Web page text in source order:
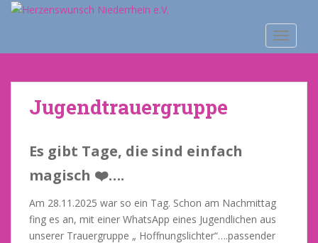
p
Jugendtrauergruppe
Es gibt Tage, die sind einfach
magisch ❤️….
Am 28.11.2025 war so ein Tag. Schon am Nachmittag
fing es an, mit einer WhatsApp eines Jugendlichen aus
unserer Trauergruppe „ Hoffnungslichter“….passender